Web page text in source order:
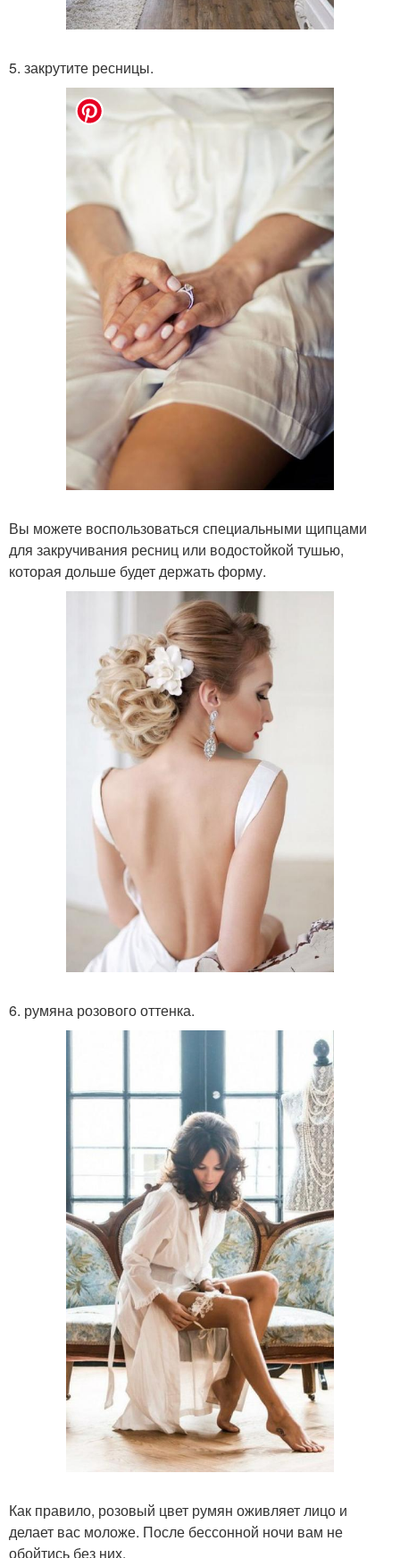
5. закрутите ресницы.
Вы можете воспользоваться специальными щипцами
для закручивания ресниц или водостойкой тушью,
которая дольше будет держать форму.
6. румяна розового оттенка.
Как правило, розовый цвет румян оживляет лицо и
делает вас моложе. После бессонной ночи вам не
обойтись без них.